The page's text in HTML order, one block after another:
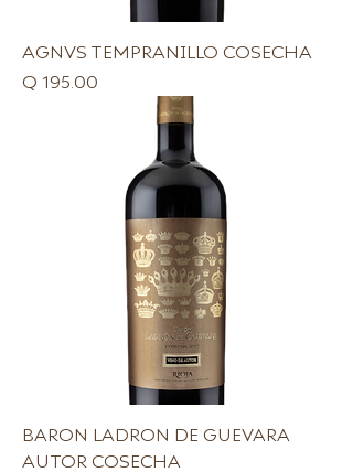
AGNVS TEMPRANILLO COSECHA
Precio
Q 195.00
BARON LADRON DE GUEVARA
AUTOR COSECHA